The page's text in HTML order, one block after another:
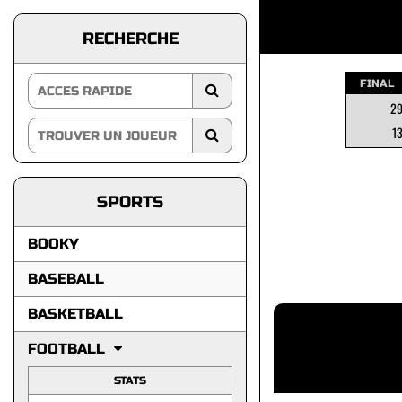
RECHERCHE
SPORTS
BOOKY
BASEBALL
BASKETBALL
FOOTBALL
STATS
FINAL
29
13